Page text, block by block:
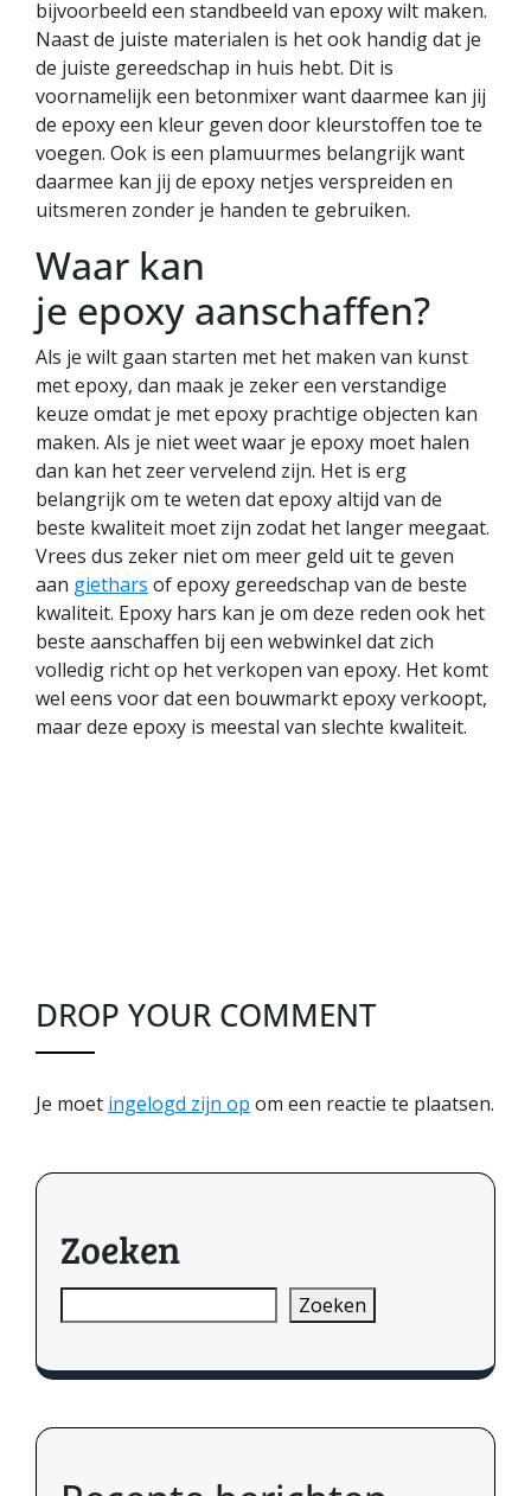
bijvoorbeeld een standbeeld van epoxy wilt maken.
Naast de juiste materialen is het ook handig dat je
de juiste gereedschap in huis hebt. Dit is
voornamelijk een betonmixer want daarmee kan jij
de epoxy een kleur geven door kleurstoffen toe te
voegen. Ook is een plamuurmes belangrijk want
daarmee kan jij de epoxy netjes verspreiden en
uitsmeren zonder je handen te gebruiken.
Waar kan
je epoxy aanschaffen?
Als je wilt gaan starten met het maken van kunst
met epoxy, dan maak je zeker een verstandige
keuze omdat je met epoxy prachtige objecten kan
maken. Als je niet weet waar je epoxy moet halen
dan kan het zeer vervelend zijn. Het is erg
belangrijk om te weten dat epoxy altijd van de
beste kwaliteit moet zijn zodat het langer meegaat.
Vrees dus zeker niet om meer geld uit te geven
aan giethars of epoxy gereedschap van de beste
kwaliteit. Epoxy hars kan je om deze reden ook het
beste aanschaffen bij een webwinkel dat zich
volledig richt op het verkopen van epoxy. Het komt
wel eens voor dat een bouwmarkt epoxy verkoopt,
maar deze epoxy is meestal van slechte kwaliteit.
DROP YOUR COMMENT
Je moet ingelogd zijn op om een reactie te plaatsen.
Zoeken
Zoeken